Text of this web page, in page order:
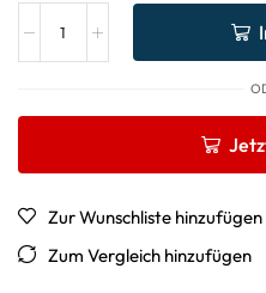
Zur Wunschliste hinzufügen
Zum Vergleich hinzufügen